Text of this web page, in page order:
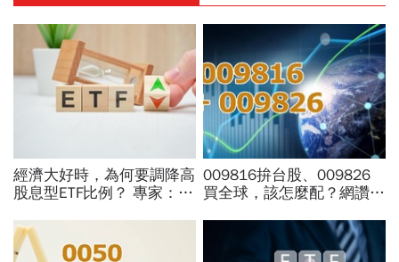
經濟大好時，為何要調降高
股息型ETF比例？ 專家：用
009816拚台股、009826
買全球，該怎麼配？網讚
海老牛說，這種人不適合